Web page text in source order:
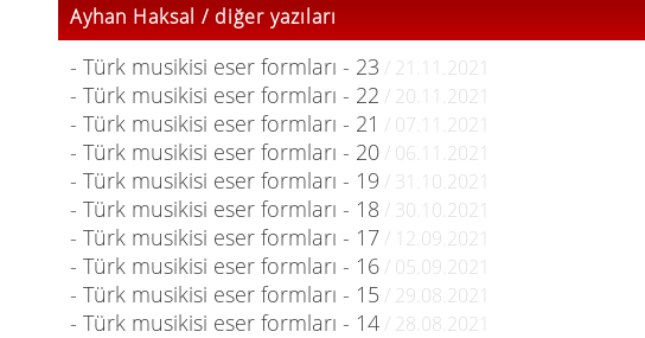
Ayhan Haksal / diğer yazıları
- Türk musikisi eser formları - 23 / 21.11.2021
- Türk musikisi eser formları - 22 / 20.11.2021
- Türk musikisi eser formları - 21 / 07.11.2021
- Türk musikisi eser formları - 20 / 06.11.2021
- Türk musikisi eser formları - 19 / 31.10.2021
- Türk musikisi eser formları - 18 / 30.10.2021
- Türk musikisi eser formları - 17 / 12.09.2021
- Türk musikisi eser formları - 16 / 05.09.2021
- Türk musikisi eser formları - 15 / 29.08.2021
- Türk musikisi eser formları - 14 / 28.08.2021